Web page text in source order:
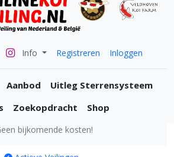
Info Registreren Inloggen
Aanbod
Uitleg Sterrensysteem
Zoekopdracht Shop
bijkomende kosten!